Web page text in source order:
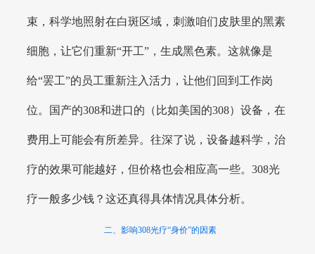
束，科学地照射在白斑区域，刺激咱们皮肤里的黑素
细胞，让它们重新“开工”，生成黑色素。这就像是
给“罢工”的员工重新注入活力，让他们回到工作岗
位。国产的308和进口的（比如美国的308）设备，在
费用上可能会有所差异。往深了说，设备越科学，治
疗的效果可能越好，但价格也会相应高一些。308光
疗一般多少钱？这还真得具体情况具体分析。
二、影响308光疗“身价”的因素